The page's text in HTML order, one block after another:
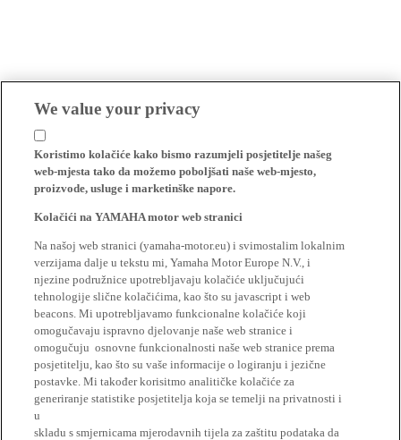
We value your privacy
Koristimo kolačiće kako bismo razumjeli posjetitelje našeg
web-mjesta tako da možemo poboljšati naše web-mjesto,
proizvode, usluge i marketinške napore.
Kolačići na YAMAHA motor web stranici
Na našoj web stranici (yamaha-motor.eu) i svimostalim lokalnim
verzijama dalje u tekstu mi, Yamaha Motor Europe N.V., i
njezine podružnice upotrebljavaju kolačiće uključujući
tehnologije slične kolačićima, kao što su javascript i web
beacons. Mi upotrebljavamo funkcionalne kolačiće koji
omogučavaju ispravno djelovanje naše web stranice i
omogučuju osnovne funkcionalnosti naše web stranice prema
posjetitelju, kao što su vaše informacije o logiranju i jezične
postavke. Mi također korisitmo analitičke kolačiće za
generiranje statistike posjetitelja koja se temelji na privatnosti i
u
skladu s smjernicama mjerodavnih tijela za zaštitu podataka da